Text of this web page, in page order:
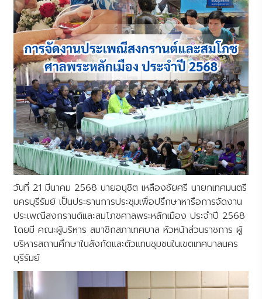
วันที่ 21 มีนาคม 2568 นายอนุชิต เหลืองชัยศรี นายกเทศมนตรี
นครบุรีรัมย์ เป็นประธานการประชุมเพื่อปรึกษาหารือการจัดงาน
ประเพณีสงกรานต์และสมโภชศาลพระหลักเมือง ประจำปี 2568
โดยมี คณะผู้บริหาร สมาชิกสภาเทศบาล หัวหน้าส่วนราชการ ผู้
บริหารสถานศึกษาในสังกัดและตัวแทนชุมชนในเขตเทศบาลนคร
บุรีรัมย์